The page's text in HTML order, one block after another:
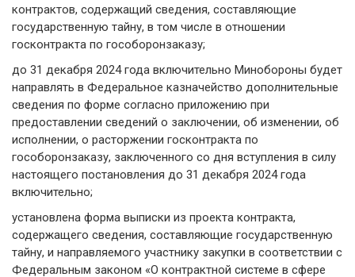
контрактов, содержащий сведения, составляющие
государственную тайну, в том числе в отношении
госконтракта по гособоронзаказу;
до 31 декабря 2024 года включительно Минобороны будет
направлять в Федеральное казначейство дополнительные
сведения по форме согласно приложению при
предоставлении сведений о заключении, об изменении, об
исполнении, о расторжении госконтракта по
гособоронзаказу, заключенного со дня вступления в силу
настоящего постановления до 31 декабря 2024 года
включительно;
установлена форма выписки из проекта контракта,
содержащего сведения, составляющие государственную
тайну, и направляемого участнику закупки в соответствии с
Федеральным законом «О контрактной системе в сфере